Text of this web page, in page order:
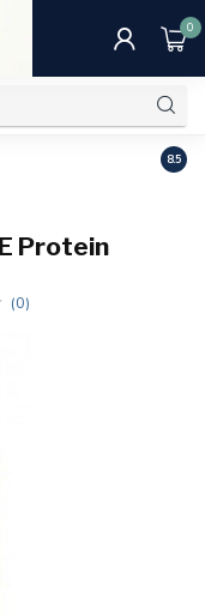
0
8.5
Protein
(0)